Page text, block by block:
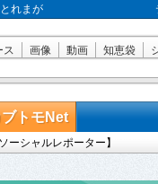
れまが
ス 画像 動画 知恵袋
トモNet
シャルレポーター】